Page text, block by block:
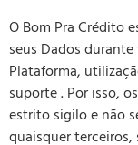
O Bom Pra Crédito
seus Dados
Plataforma,
suporte . Por isso,
estrito sigilo e não
quaisquer